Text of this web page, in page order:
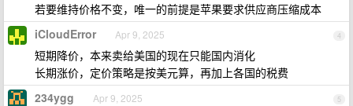
若要维持价格不变，唯一的前提是苹果要求供应商压缩成本
4
iCloudError Apr 9, 2025
短期降价，本来卖给美国的现在只能国内消化
长期涨价，定价策略是按美元算，再加上各国的税费
5
234ygg Apr 9, 2025